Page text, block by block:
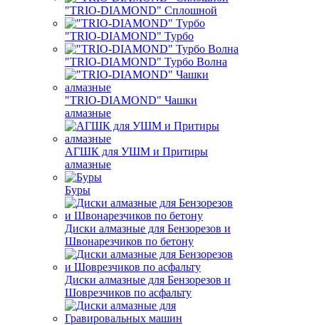
"TRIO-DIAMOND" Сплошной
"TRIO-DIAMOND" Турбо
"TRIO-DIAMOND" Турбо Волна
"TRIO-DIAMOND" Чашки
алмазные
АГШК для УШМ и Притиры
алмазные
Буры
Диски алмазные для Бензорезов и
Швонарезчиков по бетону
Диски алмазные для Бензорезов и
Шоврезчиков по асфальту